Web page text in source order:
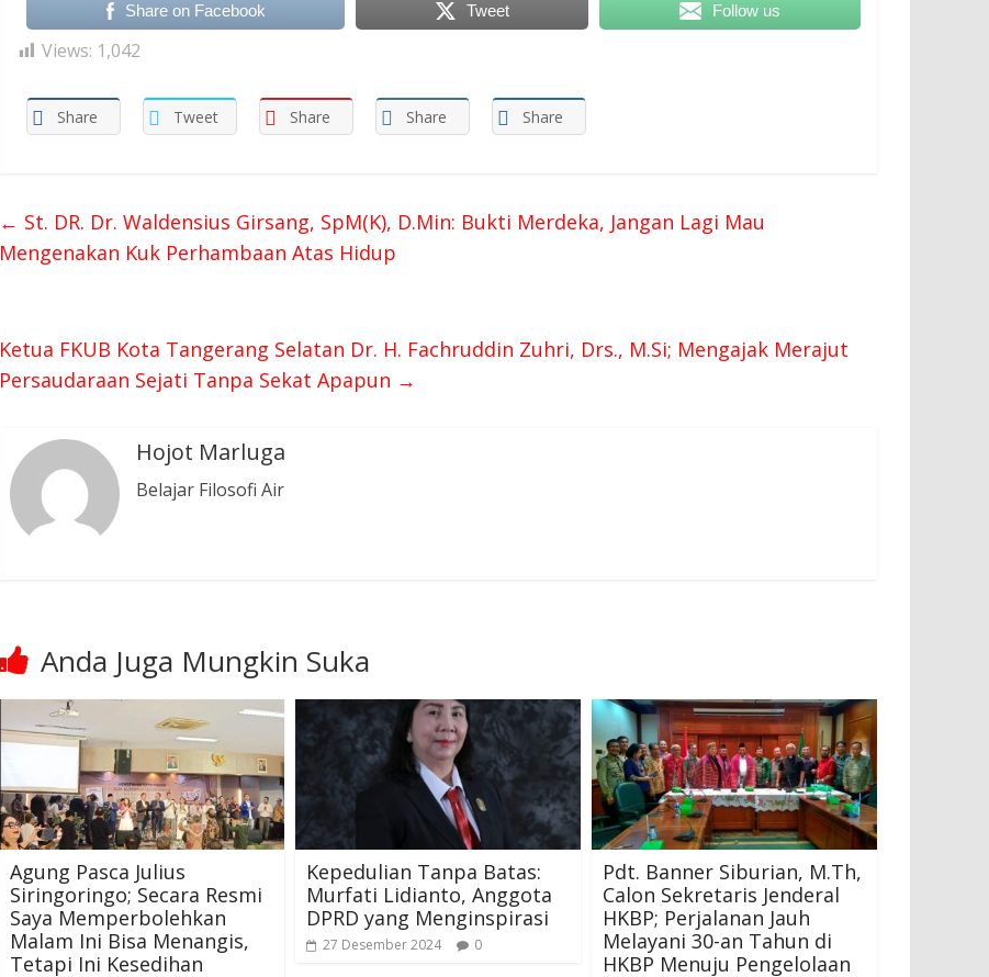
Share on Facebook Tweet Follow us
Views: 1,042
Share Tweet Share Share Share
← St. DR. Dr. Waldensius Girsang, SpM(K), D.Min: Bukti Merdeka, Jangan Lagi Mau
Mengenakan Kuk Perhambaan Atas Hidup
Ketua FKUB Kota Tangerang Selatan Dr. H. Fachruddin Zuhri, Drs., M.Si; Mengajak Merajut
Persaudaraan Sejati Tanpa Sekat Apapun →
Hojot Marluga
Belajar Filosofi Air
Anda Juga Mungkin Suka
Agung Pasca Julius
Siringoringo; Secara Resmi
Saya Memperbolehkan
Malam Ini Bisa Menangis,
Tetapi Ini Kesedihan
Kepedulian Tanpa Batas:
Murfati Lidianto, Anggota
DPRD yang Menginspirasi
27 Desember 2024 0
Pdt. Banner Siburian, M.Th,
Calon Sekretaris Jenderal
HKBP; Perjalanan Jauh
Melayani 30-an Tahun di
HKBP Menuju Pengelolaan